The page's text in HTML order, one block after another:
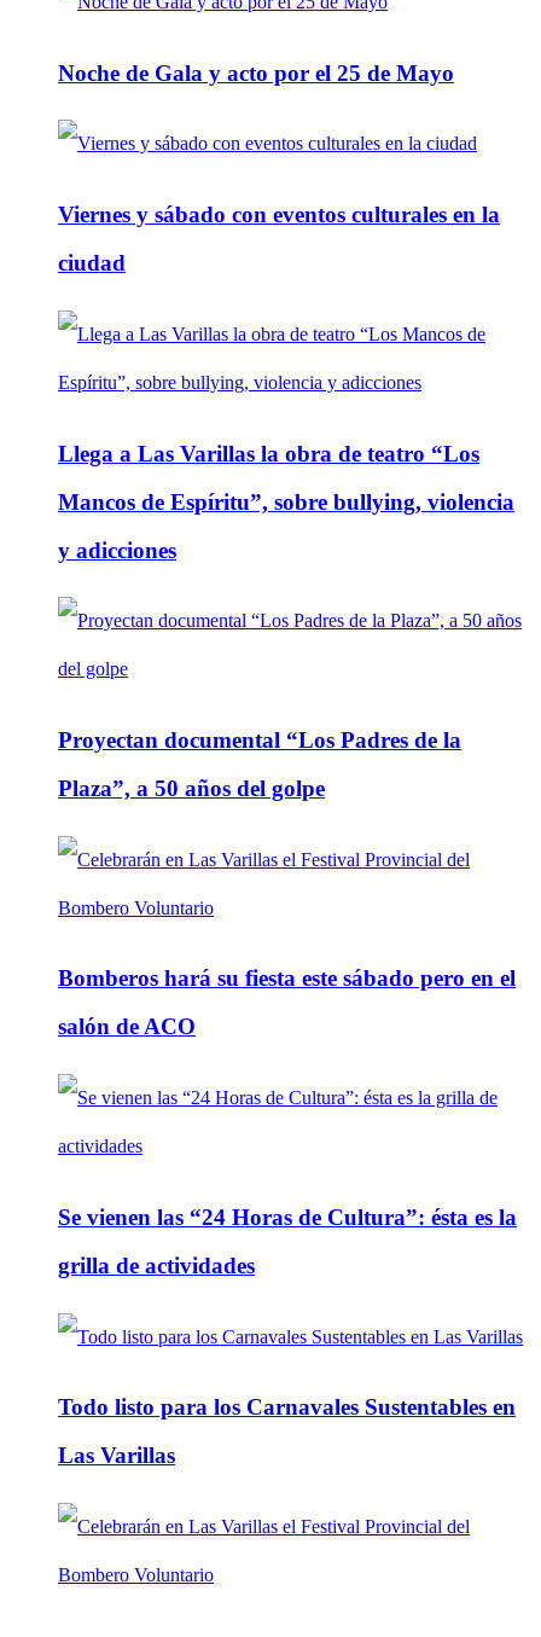
Noche de Gala y acto por el 25 de Mayo
Viernes y sábado con eventos culturales en la
ciudad
Llega a Las Varillas la obra de teatro “Los
Mancos de Espíritu”, sobre bullying, violencia
y adicciones
Proyectan documental “Los Padres de la
Plaza”, a 50 años del golpe
Bomberos hará su fiesta este sábado pero en el
salón de ACO
Se vienen las “24 Horas de Cultura”: ésta es la
grilla de actividades
Todo listo para los Carnavales Sustentables en
Las Varillas